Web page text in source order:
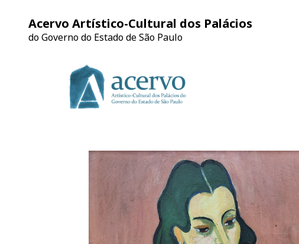
Acervo Artístico-Cultural dos Palácios
do Governo do Estado de São Paulo